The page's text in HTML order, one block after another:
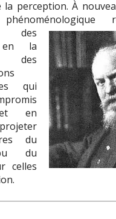
la perception. À
des
en la
des
qui
et en
du
du
celles